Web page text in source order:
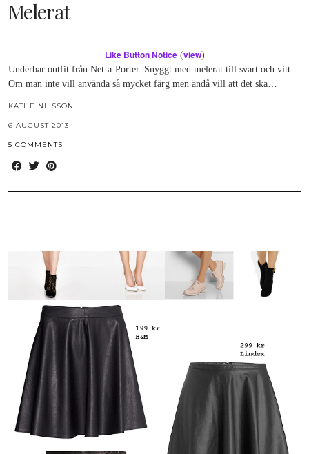
Melerat
Like Button Notice(view)
Underbar outfit från Net-a-Porter. Snyggt med melerat till svart och vitt.
Om man inte vill använda så mycket färg men ändå vill att det ska…
KÄTHE NILSSON
6 AUGUST 2013
5 COMMENTS